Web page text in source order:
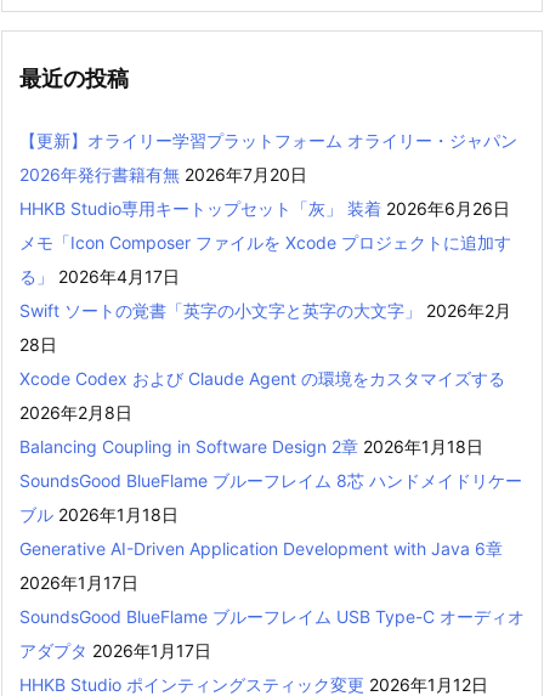
最近の投稿
【更新】オライリー学習プラットフォーム オライリー・ジャパン
2026年発行書籍有無 2026年7月20日
HHKB Studio専用キートップセット「灰」 装着 2026年6月26日
メモ「Icon Composer ファイルを Xcode プロジェクトに追加す
る」
2026年4月17日
Swift ソートの覚書「英字の小文字と英字の大文字」
2026年2月
28日
Xcode Codex および Claude Agent の環境をカスタマイズする
2026年2月8日
Balancing Coupling in Software Design 2章 2026年1月18日
SoundsGood BlueFlame ブルーフレイム 8芯 ハンドメイドリケー
ブル 2026年1月18日
Generative AI-Driven Application Development with Java 6章
2026年1月17日
SoundsGood BlueFlame ブルーフレイム USB Type-C オーディオ
アダプタ 2026年1月17日
HHKB Studio ポインティングスティック変更 2026年1月12日